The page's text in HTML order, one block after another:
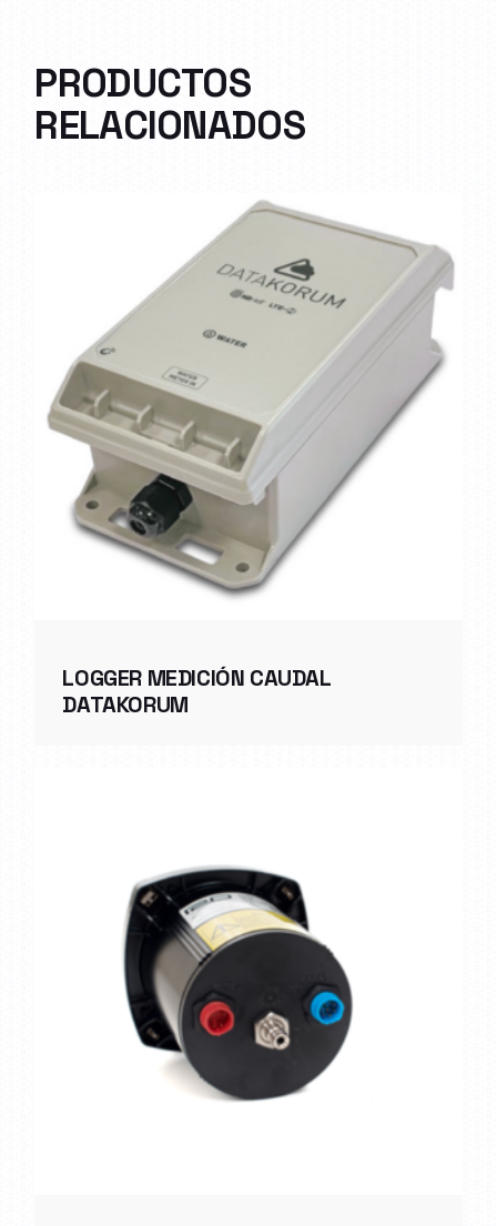
PRODUCTOS
RELACIONADOS
LOGGER MEDICIÓN CAUDAL
DATAKORUM